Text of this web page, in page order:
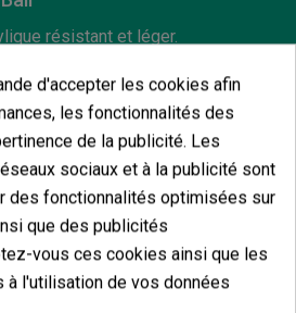
résistant et léger.
démontables.
pour unbroyage uniforme.
à pression.
faciles.
idéal pour le transport.
au choix : Son Goku, Super
Héros, Maître Roshi, Goku et
d'accepter les cookies afin
les fonctionnalités des
de la publicité. Les
sociaux et à la publicité sont
des fonctionnalités optimisées sur
que des publicités
vous ces cookies ainsi que les
l'utilisation de vos données